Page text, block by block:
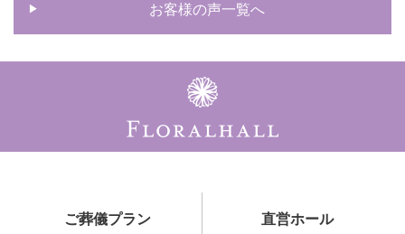
お客様の声一覧へ
ご葬儀プラン 直営ホール